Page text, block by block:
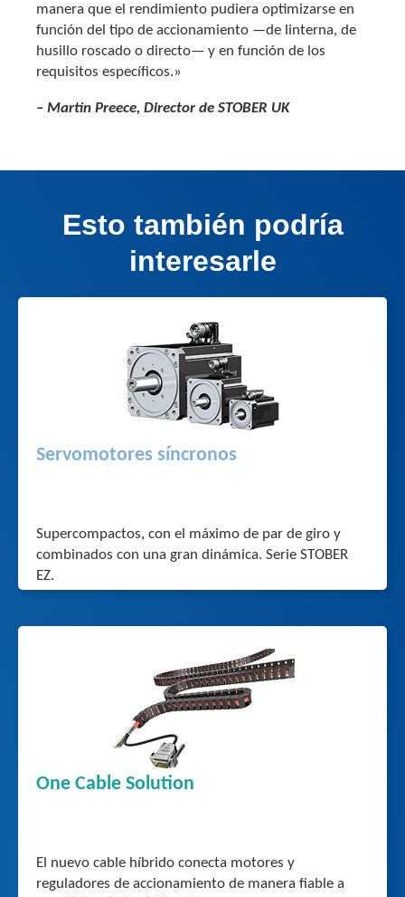
manera que el rendimiento pudiera optimizarse en
función del tipo de accionamiento —de linterna, de
husillo roscado o directo— y en función de los
requisitos específicos.»
– Martin Preece, Director de STOBER UK
Esto también podría
interesarle
Servomotores síncronos
Supercompactos, con el máximo de par de giro y
combinados con una gran dinámica. Serie STOBER
EZ.
One Cable Solution
El nuevo cable híbrido conecta motores y
reguladores de accionamiento de manera fiable a